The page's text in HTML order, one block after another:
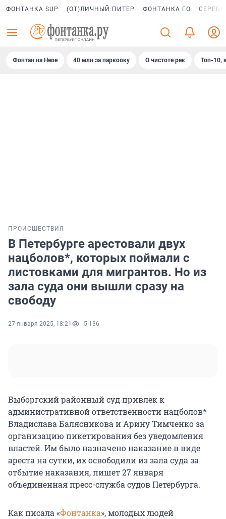
ФОНТАНКА SUP (ОТ)ЛИЧНЫЙ ПИТЕР ФОНТАНКА ГО
Фонтан на Неве 40 млн за парковку О чистоте рек Топ-10,
ПРОИСШЕСТВИЯ
В Петербурге арестовали двух
нацболов*, которых поймали с
листовками для мигрантов. Но из
зала суда они вышли сразу на
свободу
27 января 2025, 18:21 5 136
Выборгский районный суд привлек к
административной ответственности нацболов*
Владислава Балясникова и Арину Тимченко за
организацию пикетирования без уведомления
властей. Им было назначено наказание в виде
ареста на сутки, их освободили из зала суда за
отбытие наказания, пишет 27 января
объединенная пресс-служба судов Петербурга.
Как писала «Фонтанка», молодых людей